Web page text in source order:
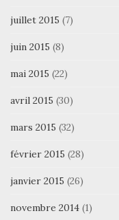
juillet 2015 (7)
juin 2015 (8)
mai 2015 (22)
avril 2015 (30)
mars 2015 (32)
février 2015 (28)
janvier 2015 (26)
novembre 2014 (1)